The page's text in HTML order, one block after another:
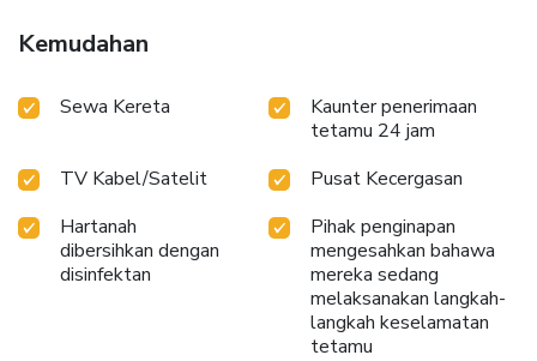
Kemudahan
Sewa Kereta
Kaunter penerimaan
tetamu 24 jam
TV Kabel/Satelit
Pusat Kecergasan
Hartanah
dibersihkan dengan
disinfektan
Pihak penginapan
mengesahkan bahawa
mereka sedang
melaksanakan langkah-
langkah keselamatan
tetamu